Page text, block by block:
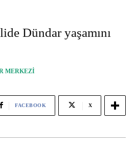
Dündar yaşamını
MERKEZI
FACEBOOK X